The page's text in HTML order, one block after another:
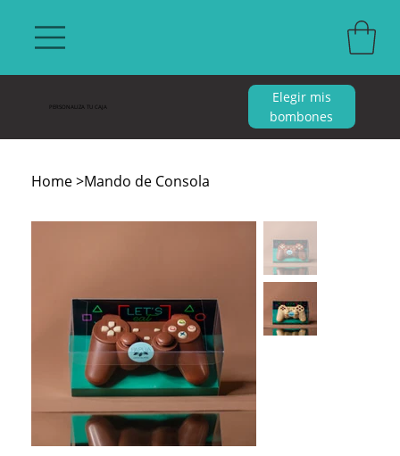
PERSONALIZA TU CAJA
Elegir mis
bombones
Home>Mando de Consola